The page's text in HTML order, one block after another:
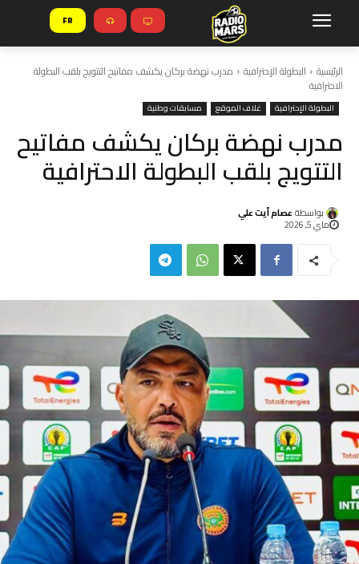
FR
الرئيسية البطولة الإحترافية مدرب نهضة بركان يكشف مفاتيح التتويج بلقب البطولة
الاحترافية
البطولة الإحترافية غلاف الموقع مسابقات وطنية
مدرب نهضة بركان يكشف مفاتيح
التتويج بلقب البطولة الاحترافية
بواسطة عصام أيت علي
ماي 5, 2026